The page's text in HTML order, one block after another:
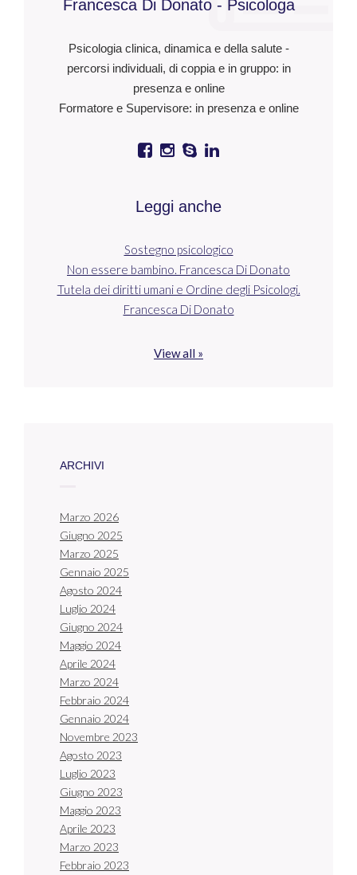
Francesca Di Donato - Psicologa
Psicologia clinica, dinamica e della salute -
percorsi individuali, di coppia e in gruppo: in
presenza e online
Formatore e Supervisore: in presenza e online
Leggi anche
Sostegno psicologico
Non essere bambino. Francesca Di Donato
Tutela dei diritti umani e Ordine degli Psicologi.
Francesca Di Donato
View all »
ARCHIVI
Marzo 2026
Giugno 2025
Marzo 2025
Gennaio 2025
Agosto 2024
Luglio 2024
Giugno 2024
Maggio 2024
Aprile 2024
Marzo 2024
Febbraio 2024
Gennaio 2024
Novembre 2023
Agosto 2023
Luglio 2023
Giugno 2023
Maggio 2023
Aprile 2023
Marzo 2023
Febbraio 2023